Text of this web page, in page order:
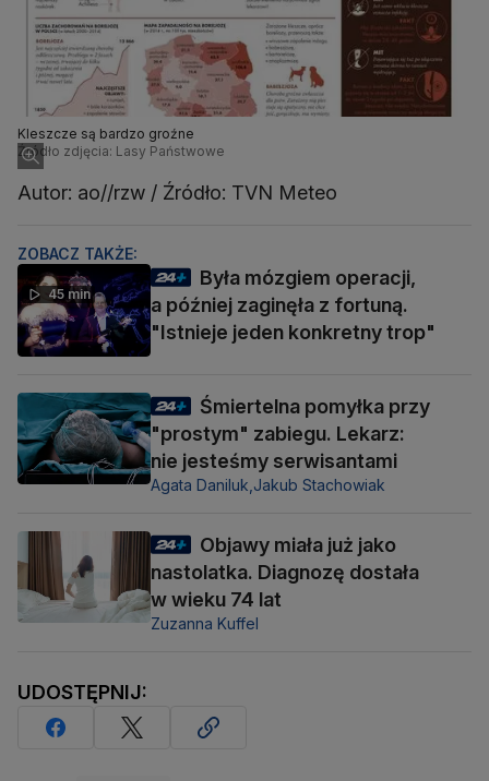
Kleszcze są bardzo groźne
Źródło zdjęcia: Lasy Państwowe
Autor: ao//rzw / Źródło: TVN Meteo
ZOBACZ TAKŻE:
45 min
Była mózgiem operacji,
a później zaginęła z fortuną.
"Istnieje jeden konkretny trop"
Śmiertelna pomyłka przy
"prostym" zabiegu. Lekarz:
nie jesteśmy serwisantami
Agata Daniluk, Jakub Stachowiak
Objawy miała już jako
nastolatka. Diagnozę dostała
w wieku 74 lat
Zuzanna Kuffel
UDOSTĘPNIJ: